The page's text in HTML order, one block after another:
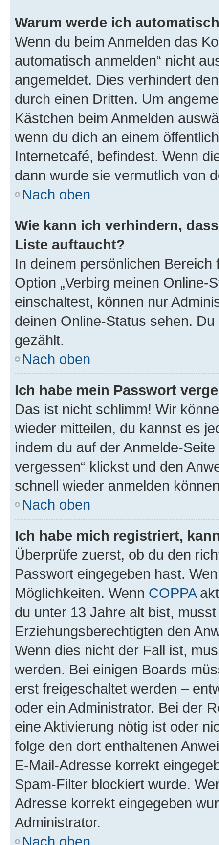
Warum werde ich
Wenn du beim Anmelden das
automatisch anmelden“ nicht
angemeldet. Dies verhindert
durch einen Dritten. Um
Kästchen beim Anmelden
wenn du dich an einem
Internetcafé, befindest. Wenn
dann wurde sie vermutlich von
Nach oben
Wie kann ich verhindern,
Liste auftaucht?
In deinem persönlichen
Option „Verbirg meinen Online-
einschaltest, können nur
deinen Online-Status sehen.
gezählt.
Nach oben
Ich habe mein Passwort
Das ist nicht schlimm! Wir
wieder mitteilen, du kannst es
indem du auf der Anmelde-
vergessen“ klickst und den
schnell wieder anmelden
Nach oben
Ich habe mich registriert,
Überprüfe zuerst, ob du den
Passwort eingegeben hast.
Möglichkeiten. Wenn COPPA
du unter 13 Jahre alt bist,
Erziehungsberechtigten den
Wenn dies nicht der Fall ist,
werden. Bei einigen Boards
erst freigeschaltet werden –
oder ein Administrator. Bei der
eine Aktivierung nötig ist oder
folge den dort enthaltenen
E-Mail-Adresse korrekt
Spam-Filter blockiert wurde.
Adresse korrekt eingegeben
Administrator.
Nach oben